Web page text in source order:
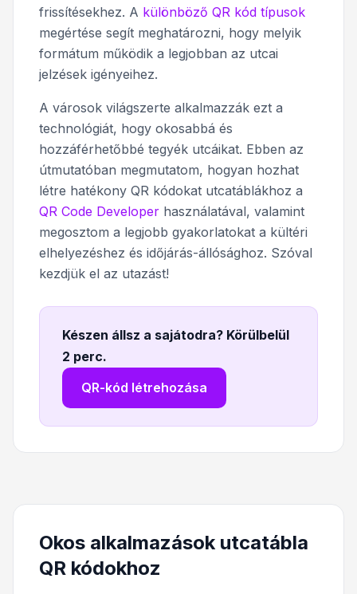
frissítésekhez. A különböző QR kód típusok
megértése segít meghatározni, hogy melyik
formátum működik a legjobban az utcai
jelzések igényeihez.
A városok világszerte alkalmazzák ezt a
technológiát, hogy okosabbá és
hozzáférhetőbbé tegyék utcáikat. Ebben az
útmutatóban megmutatom, hogyan hozhat
létre hatékony QR kódokat utcatáblákhoz a
QR Code Developer használatával, valamint
megosztom a legjobb gyakorlatokat a kültéri
elhelyezéshez és időjárás-állósághoz. Szóval
kezdjük el az utazást!
Készen állsz a sajátodra? Körülbelül
2 perc.
QR-kód létrehozása
Okos alkalmazások utcatábla
QR kódokhoz